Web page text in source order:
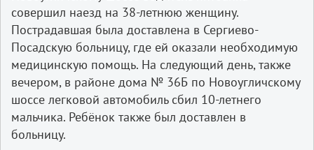
совершил наезд на 38-летнюю женщину.
Пострадавшая была доставлена в Сергиево-
Посадскую больницу, где ей оказали необходимую
медицинскую помощь. На следующий день, также
вечером, в районе дома № 36Б по Новоугличскому
шоссе легковой автомобиль сбил 10-летнего
мальчика. Ребёнок также был доставлен в
больницу.